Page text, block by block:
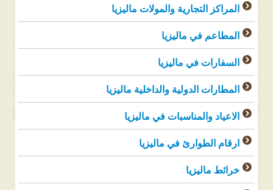
المراكز التجارية والمولات ماليزيا
المطاعم في ماليزيا
السفارات في ماليزيا
المطارات الدولية والداخلية ماليزيا
الاعياد والمناسبات في ماليزيا
ارقام الطوارئ في ماليزيا
خرائط ماليزيا